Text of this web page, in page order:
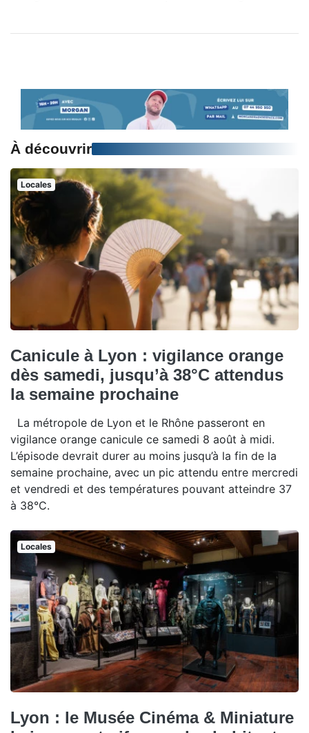
À découvrir
Locales
Canicule à Lyon : vigilance orange
dès samedi, jusqu’à 38°C attendus
la semaine prochaine
La métropole de Lyon et le Rhône passeront en
vigilance orange canicule ce samedi 8 août à midi.
L’épisode devrait durer au moins jusqu’à la fin de la
semaine prochaine, avec un pic attendu entre mercredi
et vendredi et des températures pouvant atteindre 37
à 38°C.
Locales
Lyon : le Musée Cinéma & Miniature